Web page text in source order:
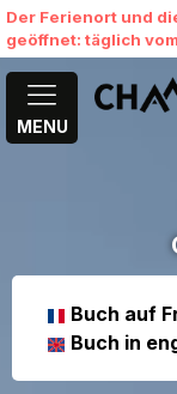
Der Ferienort und
geöffnet: täglich
MENU
Buch auf
Buch in